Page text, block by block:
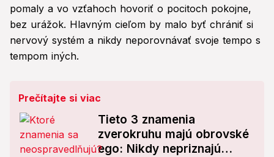
pomaly a vo vzťahoch hovoriť o pocitoch pokojne,
bez urážok. Hlavným cieľom by malo byť chrániť si
nervový systém a nikdy neporovnávať svoje tempo s
tempom iných.
Prečítajte si viac
Tieto 3 znamenia
zverokruhu majú obrovské
ego: Nikdy nepriznajú